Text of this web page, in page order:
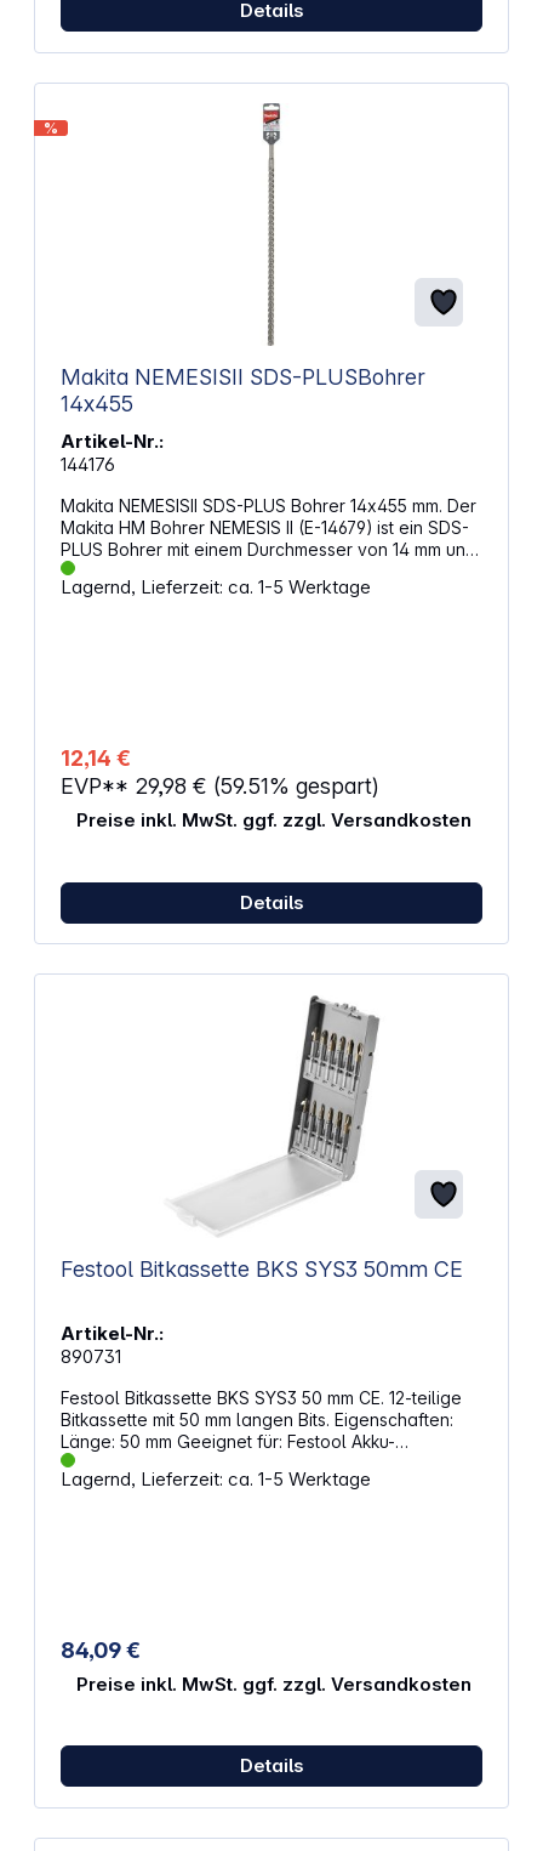
Details
%
Makita NEMESISII SDS-PLUSBohrer
14x455
Artikel-Nr.:
144176
Makita NEMESISII SDS-PLUS Bohrer 14x455 mm. Der
Makita HM Bohrer NEMESIS II (E-14679) ist ein SDS-
PLUS Bohrer mit einem Durchmesser von 14 mm und
einer Gesamtlänge von 455 mm. Er verfügt über
eine vierschneidige Hartmetallspitze und ist speziell
mm Länge: 455 mm Arbeitslänge: 390 mm
Zentrierspitze, Wolframkarbid-Spitze, 4-Schneider
Anwendung: Armierter Beton (Stahlbeton), Ziegel
Menge: 1
Lagernd, Lieferzeit: ca. 1-5 Werktage
12,14 €
EVP** 29,98 € (59.51% gespart)
Preise inkl. MwSt. ggf. zzgl. Versandkosten
Details
Festool Bitkassette BKS SYS3 50mm CE
Artikel-Nr.:
890731
Festool Bitkassette BKS SYS3 50 mm CE. 12-teilige
Bitkassette mit 50 mm langen Bits. Eigenschaften:
Länge: 50 mm Geeignet für: Festool Akku-
Bohrschrauber Akku-Schlagbohrschrauber mit
FastFix Sicherer Halt der Bits in Modulen, flexible
mm
Lagernd, Lieferzeit: ca. 1-5 Werktage
84,09 €
Preise inkl. MwSt. ggf. zzgl. Versandkosten
Details